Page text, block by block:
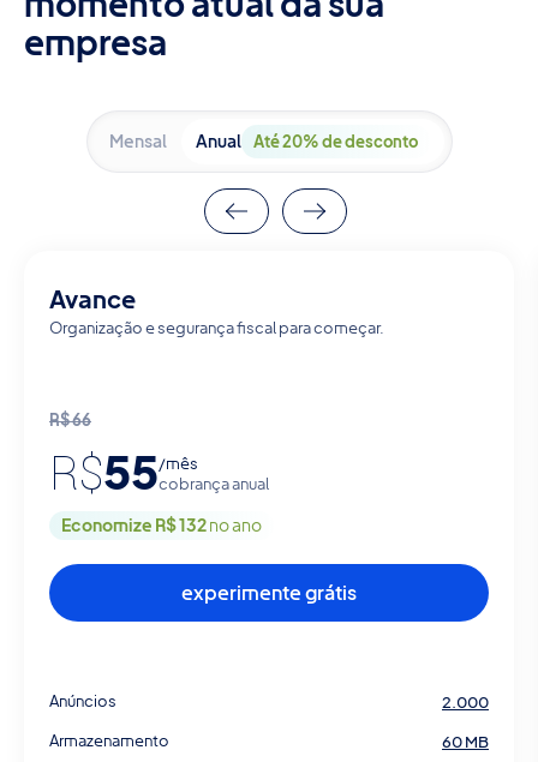
empresa
Mensal Anual Até 20% de desconto
Avance
Organização e segurança fiscal para começar.
R$66
R$55/mês
cobrança anual
Economize R$ 132no ano
experimente grátis
Anúncios
2.000
Armazenamento
60 MB